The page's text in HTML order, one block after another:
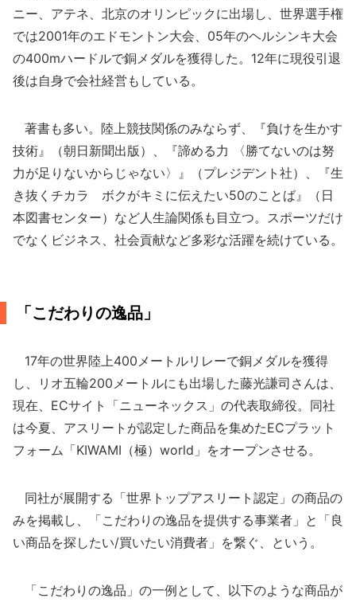
ニー、アテネ、北京のオリンピックに出場し、世界選手権
では2001年のエドモントン大会、05年のヘルシンキ大会
の400mハードルで銅メダルを獲得した。12年に現役引退
後は自身で会社経営もしている。
著書も多い。陸上競技関係のみならず、『負けを生かす
技術』（朝日新聞出版）、『諦める力 〈勝てないのは努
力が足りないからじゃない〉』（プレジデント社）、『生
き抜くチカラ ボクがキミに伝えたい50のことば』（日
本図書センター）など人生論関係も目立つ。スポーツだけ
でなくビジネス、社会貢献など多彩な活躍を続けている。
「こだわりの逸品」
17年の世界陸上400メートルリレーで銅メダルを獲得
し、リオ五輪200メートルにも出場した藤光謙司さんは、
現在、ECサイト「ニューネックス」の代表取締役。同社
は今夏、アスリートが認定した商品を集めたECプラット
フォーム「KIWAMI（極）world」をオープンさせる。
同社が展開する「世界トップアスリート認定」の商品の
みを掲載し、「こだわりの逸品を提供する事業者」と「良
い商品を探したい/買いたい消費者」を繋ぐ、という。
「こだわりの逸品」の一例として、以下のような商品が